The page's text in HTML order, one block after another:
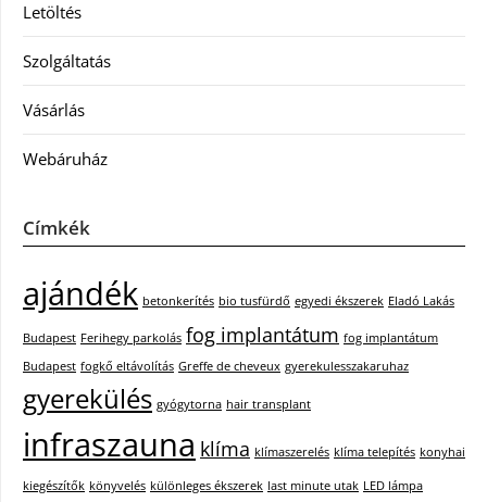
Letöltés
Szolgáltatás
Vásárlás
Webáruház
Címkék
ajándék betonkerítés bio tusfürdő egyedi ékszerek Eladó Lakás
Budapest Ferihegy parkolás fog implantátum fog implantátum
Budapest fogkő eltávolítás Greffe de cheveux gyerekulesszakaruhaz
gyerekülés gyógytorna hair transplant
infraszauna klíma klímaszerelés klíma telepítés konyhai
kiegészítők könyvelés különleges ékszerek last minute utak LED lámpa